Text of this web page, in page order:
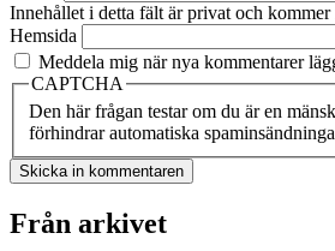
Innehållet i detta fält är privat och
Hemsida
Meddela mig när nya kommentarer
CAPTCHA
Den här frågan testar om du är en
förhindrar automatiska
Från arkivet